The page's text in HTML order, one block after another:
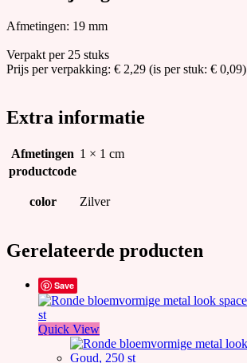
Afmetingen: 19 mm
Verpakt per 25 stuks
Prijs per verpakking: € 2,29 (is per stuk: € 0,09)
Extra informatie
Afmetingen 1 × 1 cm
productcode
color Zilver
Gerelateerde producten
Save
Quick View